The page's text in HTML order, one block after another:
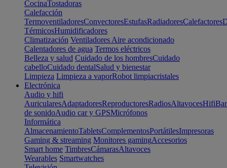
CocinaTostadoras
Calefacción
TermoventiladoresConvectoresEstufasRadiadoresCalefactores
TérmicosHumidificadores
Climatización Ventiladores Aire acondicionado
Calentadores de agua Termos eléctricos
Belleza y salud Cuidado de los hombresCuidado
cabelloCuidado dentalSalud y bienestar
Limpieza Limpieza a vaporRobot limpiacristales
Electrónica
Audio y hifi
AuricularesAdaptadoresReproductoresRadiosAltavocesHifi
de sonidoAudio car y GPSMicrófonos
Informática
AlmacenamientoTabletsComplementosPortátilesImpresoras
Gaming & streaming Monitores gamingAccesorios
Smart home TimbresCámarasAltavoces
Wearables Smartwatches